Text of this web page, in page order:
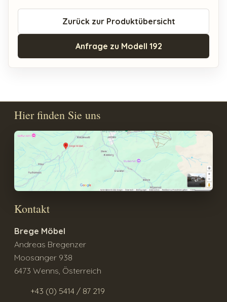
Zurück zur Produktübersicht
Anfrage zu Modell 192
Hier finden Sie uns
Kontakt
Brege Möbel
Andreas Bregenzer
Moosanger 938
6473 Wenns, Österreich
+43 (0) 5414 / 87 219